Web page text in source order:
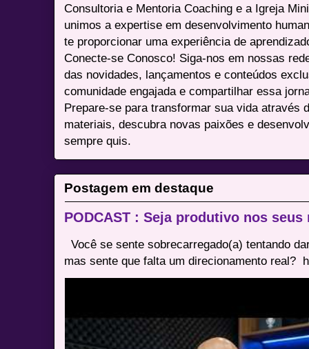
Consultoria e Mentoria Coaching e a Igreja
unimos a expertise em desenvolvimento
te proporcionar uma experiência de
Conecte-se Conosco! Siga-nos em nossas
das novidades, lançamentos e conteúdos
comunidade engajada e compartilhar essa
Prepare-se para transformar sua vida através
materiais, descubra novas paixões e
sempre quis.
Postagem em destaque
PODCAST : Seja produtivo nos seus
Você se sente sobrecarregado(a) tentando
mas sente que falta um direcionamento real?